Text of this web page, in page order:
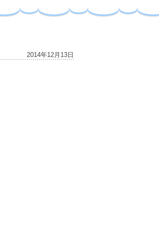
2014年12月13日